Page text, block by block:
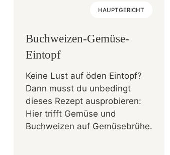
HAUPTGERICHT
Buchweizen-Gemüse-
Eintopf
Keine Lust auf öden Eintopf?
Dann musst du unbedingt
dieses Rezept ausprobieren:
Hier trifft Gemüse und
Buchweizen auf Gemüsebrühe.